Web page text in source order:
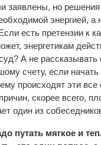
заявлены, но решения
энергией, а
есть претензии к
энергетикам
А не рассказывать
счету, если начать
происходят эти
скорее всего,
один из
путать мягкое и